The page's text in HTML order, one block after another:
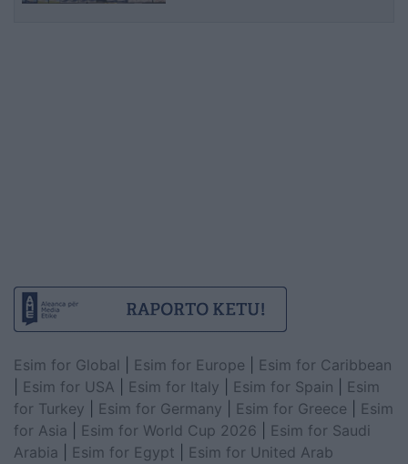
Esim for Global Esim for Europe
Esim for Caribbean
Esim for USA Esim for Italy Esim for Spain
Esim
for Turkey
Esim for Germany Esim for Greece
Esim
for Asia
Esim for World Cup 2026
Esim for Saudi
Arabia
Esim for Egypt
Esim for United Arab